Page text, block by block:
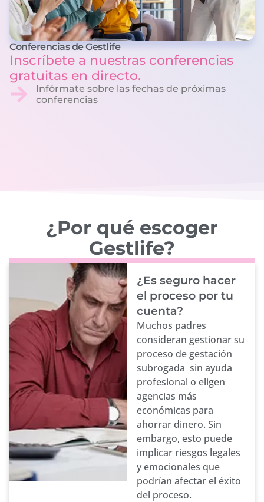
Conferencias de Gestlife
Inscríbete a nuestras conferencias
gratuitas en directo.
Infórmate sobre las fechas de próximas
conferencias
¿Por qué escoger
Gestlife?
¿Es seguro hacer
el proceso por tu
cuenta?
Muchos padres
consideran gestionar su
proceso de gestación
subrogada sin ayuda
profesional o eligen
agencias más
económicas para
ahorrar dinero. Sin
embargo, esto puede
implicar riesgos legales
y emocionales que
podrían afectar el éxito
del proceso.